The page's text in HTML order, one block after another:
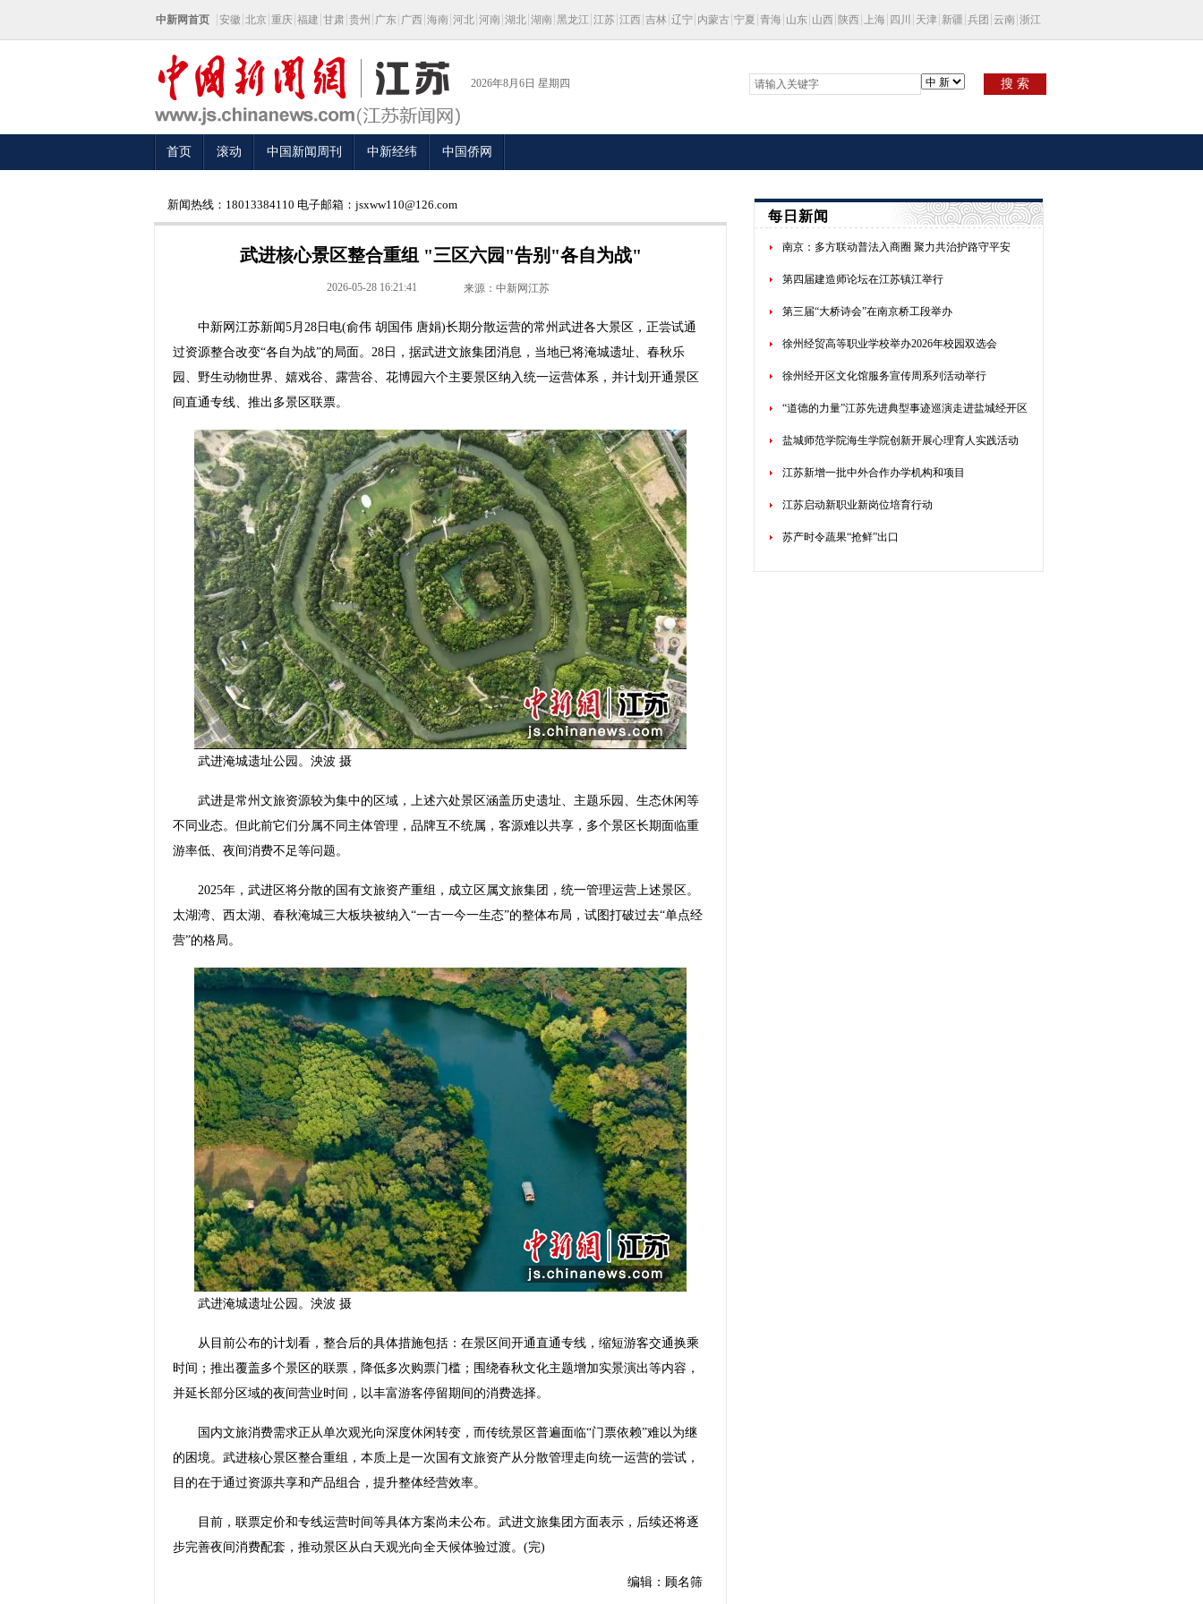
中新网首页 安徽 北京 重庆 福建 甘肃 贵州 广东 广西 海南 河北 河南 湖北 湖南 黑龙江 江苏 江西 吉林 辽宁 内蒙古 宁夏 青海 山东 山西 陕西 上海 四川 天津 新疆 兵团 云南 浙江
2026年8月6日 星期四 搜 索
首页 滚动 中国新闻周刊 中新经纬 中国侨网
新闻热线：18013384110 电子邮箱：jsxww110@126.com
武进核心景区整合重组 "三区六园"告别"各自为战"
2026-05-28 16:21:41 来源：中新网江苏
中新网江苏新闻5月28日电(俞伟 胡国伟 唐娟)长期分散运营的常州武进各大景区，正尝试通
过资源整合改变“各自为战”的局面。28日，据武进文旅集团消息，当地已将淹城遗址、春秋乐
园、野生动物世界、嬉戏谷、露营谷、花博园六个主要景区纳入统一运营体系，并计划开通景区
间直通专线、推出多景区联票。
武进淹城遗址公园。泱波 摄
武进是常州文旅资源较为集中的区域，上述六处景区涵盖历史遗址、主题乐园、生态休闲等
不同业态。但此前它们分属不同主体管理，品牌互不统属，客源难以共享，多个景区长期面临重
游率低、夜间消费不足等问题。
2025年，武进区将分散的国有文旅资产重组，成立区属文旅集团，统一管理运营上述景区。
太湖湾、西太湖、春秋淹城三大板块被纳入“一古一今一生态”的整体布局，试图打破过去“单点经
营”的格局。
武进淹城遗址公园。泱波 摄
从目前公布的计划看，整合后的具体措施包括：在景区间开通直通专线，缩短游客交通换乘
时间；推出覆盖多个景区的联票，降低多次购票门槛；围绕春秋文化主题增加实景演出等内容，
并延长部分区域的夜间营业时间，以丰富游客停留期间的消费选择。
国内文旅消费需求正从单次观光向深度休闲转变，而传统景区普遍面临“门票依赖”难以为继
的困境。武进核心景区整合重组，本质上是一次国有文旅资产从分散管理走向统一运营的尝试，
目的在于通过资源共享和产品组合，提升整体经营效率。
目前，联票定价和专线运营时间等具体方案尚未公布。武进文旅集团方面表示，后续还将逐
步完善夜间消费配套，推动景区从白天观光向全天候体验过渡。(完)
编辑：顾名筛
每日新闻
南京：多方联动普法入商圈 聚力共治护路守平安
第四届建造师论坛在江苏镇江举行
第三届“大桥诗会”在南京桥工段举办
徐州经贸高等职业学校举办2026年校园双选会
徐州经开区文化馆服务宣传周系列活动举行
“道德的力量”江苏先进典型事迹巡演走进盐城经开区
盐城师范学院海生学院创新开展心理育人实践活动
江苏新增一批中外合作办学机构和项目
江苏启动新职业新岗位培育行动
苏产时令蔬果“抢鲜”出口